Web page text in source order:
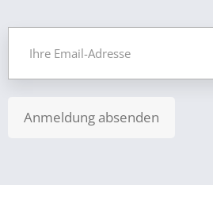
Anmeldung absenden